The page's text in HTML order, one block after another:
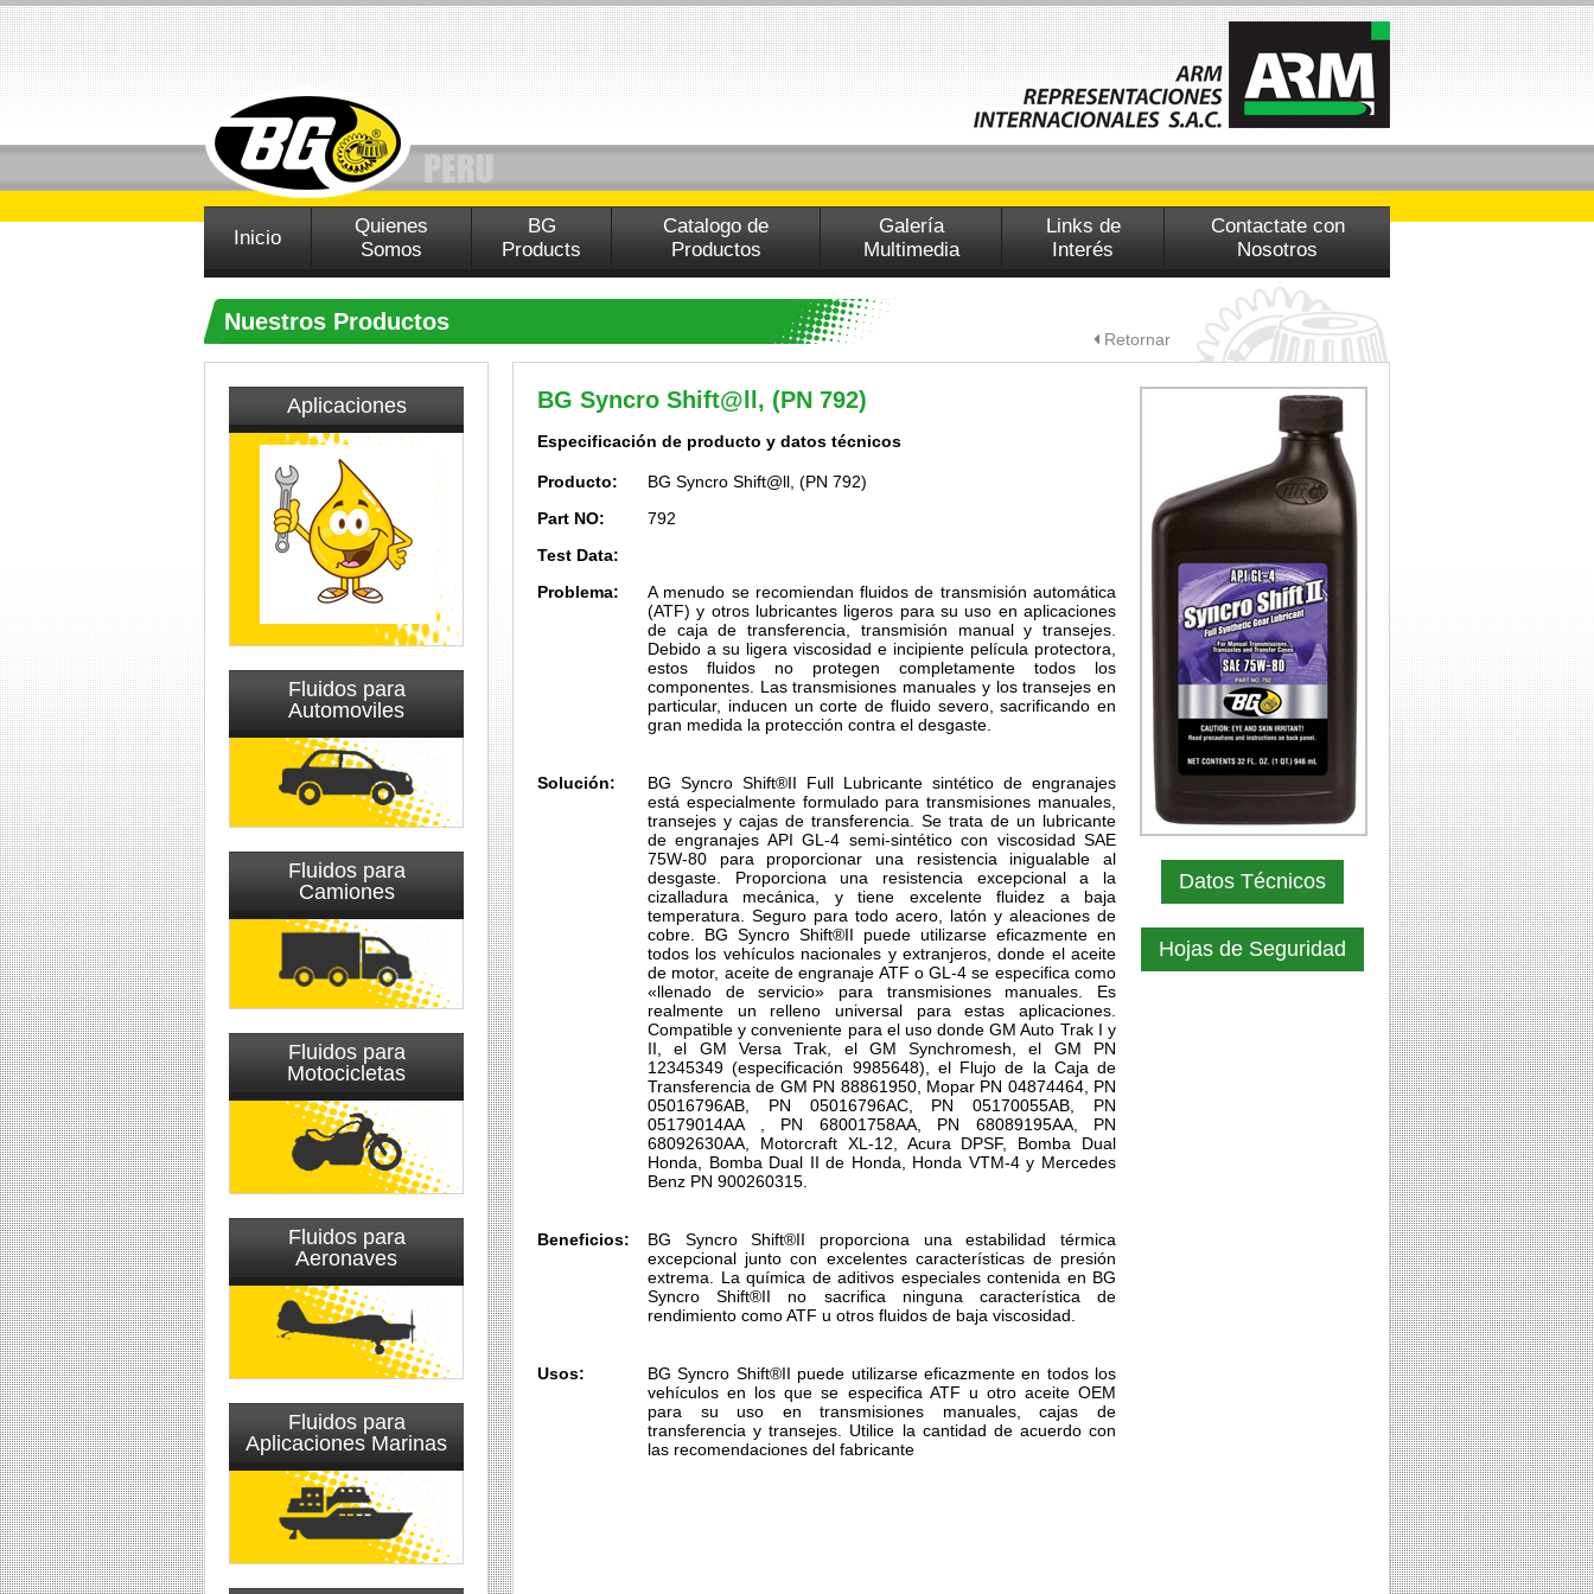
Inicio
Quienes
Somos
BG
Products
Catalogo de
Productos
Galería
Multimedia
Links de
Interés
Contactate con
Nosotros
Nuestros Productos
Retornar
Aplicaciones
Fluidos para
Automoviles
Fluidos para
Camiones
Fluidos para
Motocicletas
Fluidos para
Aeronaves
Fluidos para
Aplicaciones Marinas
Datos Técnicos
Hojas de Seguridad
BG Syncro Shift@ll, (PN 792)
Especificación de producto y datos técnicos
Producto:
BG Syncro Shift@ll, (PN 792)
Part NO:
792
Test Data:
Problema:
A menudo se recomiendan fluidos de transmisión automática
(ATF) y otros lubricantes ligeros para su uso en aplicaciones
de caja de transferencia, transmisión manual y transejes.
Debido a su ligera viscosidad e incipiente película protectora,
estos fluidos no protegen completamente todos los
componentes. Las transmisiones manuales y los transejes en
particular, inducen un corte de fluido severo, sacrificando en
gran medida la protección contra el desgaste.
Solución:
BG Syncro Shift®II Full Lubricante sintético de engranajes
está especialmente formulado para transmisiones manuales,
transejes y cajas de transferencia. Se trata de un lubricante
de engranajes API GL-4 semi-sintético con viscosidad SAE
75W-80 para proporcionar una resistencia inigualable al
desgaste. Proporciona una resistencia excepcional a la
cizalladura mecánica, y tiene excelente fluidez a baja
temperatura. Seguro para todo acero, latón y aleaciones de
cobre. BG Syncro Shift®II puede utilizarse eficazmente en
todos los vehículos nacionales y extranjeros, donde el aceite
de motor, aceite de engranaje ATF o GL-4 se especifica como
«llenado de servicio» para transmisiones manuales. Es
realmente un relleno universal para estas aplicaciones.
Compatible y conveniente para el uso donde GM Auto Trak I y
II, el GM Versa Trak, el GM Synchromesh, el GM PN
12345349 (especificación 9985648), el Flujo de la Caja de
Transferencia de GM PN 88861950, Mopar PN 04874464, PN
05016796AB, PN 05016796AC, PN 05170055AB, PN
05179014AA , PN 68001758AA, PN 68089195AA, PN
68092630AA, Motorcraft XL-12, Acura DPSF, Bomba Dual
Honda, Bomba Dual II de Honda, Honda VTM-4 y Mercedes
Benz PN 900260315.
Beneficios:
BG Syncro Shift®II proporciona una estabilidad térmica
excepcional junto con excelentes características de presión
extrema. La química de aditivos especiales contenida en BG
Syncro Shift®II no sacrifica ninguna característica de
rendimiento como ATF u otros fluidos de baja viscosidad.
Usos:
BG Syncro Shift®II puede utilizarse eficazmente en todos los
vehículos en los que se especifica ATF u otro aceite OEM
para su uso en transmisiones manuales, cajas de
transferencia y transejes. Utilice la cantidad de acuerdo con
las recomendaciones del fabricante